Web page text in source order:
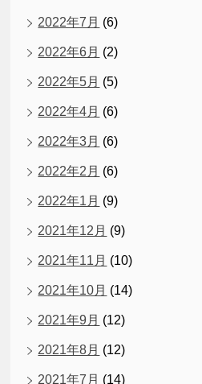
2022年7月 (6)
2022年6月 (2)
2022年5月 (5)
2022年4月 (6)
2022年3月 (6)
2022年2月 (6)
2022年1月 (9)
2021年12月 (9)
2021年11月 (10)
2021年10月 (14)
2021年9月 (12)
2021年8月 (12)
2021年7月 (14)